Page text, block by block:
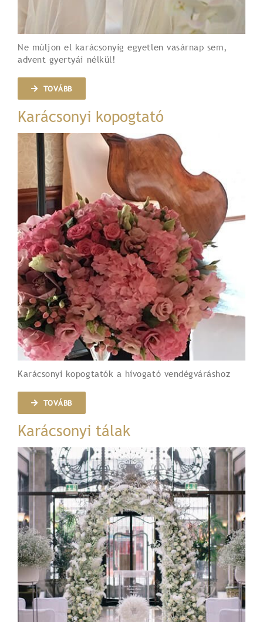
Ne múljon el karácsonyig egyetlen vasárnap sem,
advent gyertyái nélkül!
TOVÁBB
Karácsonyi kopogtató
Karácsonyi kopogtatók a hívogató vendégváráshoz
TOVÁBB
Karácsonyi tálak